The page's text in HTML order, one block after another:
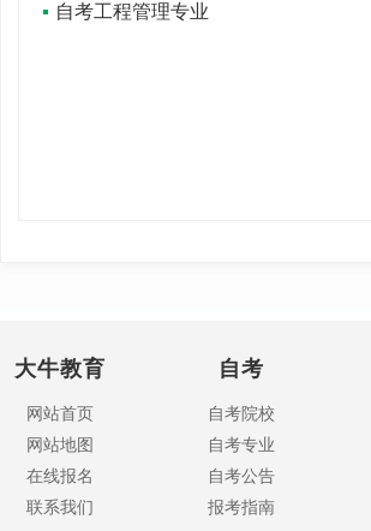
自考工程管理专业
大牛教育
网站首页
网站地图
在线报名
联系我们
自考
自考院校
自考专业
自考公告
报考指南